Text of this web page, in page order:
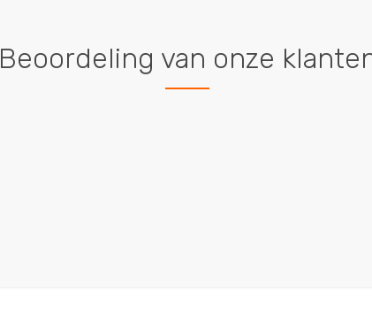
Beoordeling van onze